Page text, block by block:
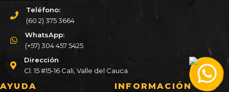
Teléfono:
(60 2) 375 3664
WhatsApp:
(+57) 304 457 5425
Dirección
Cl. 15 #15-16 Cali, Valle del Cauca
AYUDA
INFORMACIÓN